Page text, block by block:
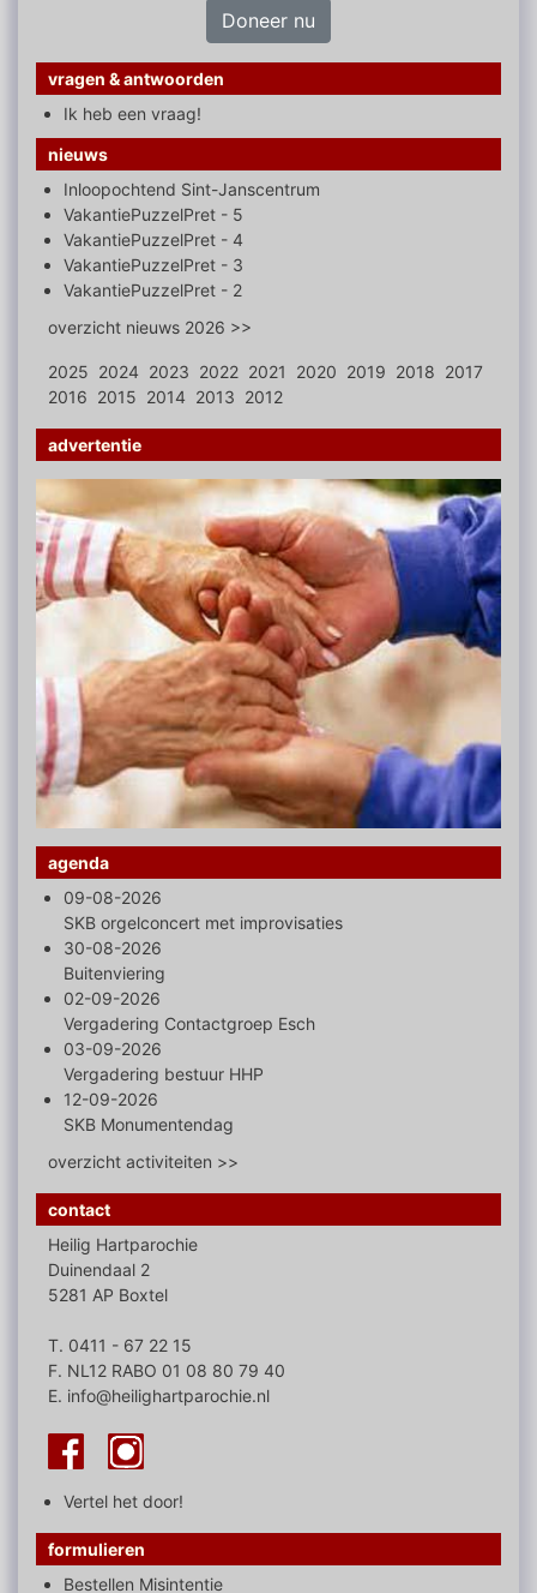
Doneer nu
vragen & antwoorden
Ik heb een vraag!
nieuws
Inloopochtend Sint-Janscentrum
VakantiePuzzelPret - 5
VakantiePuzzelPret - 4
VakantiePuzzelPret - 3
VakantiePuzzelPret - 2
overzicht nieuws 2026 >>
2025 2024 2023 2022 2021 2020 2019 2018 2017
2016 2015 2014 2013 2012
advertentie
agenda
09-08-2026
SKB orgelconcert met improvisaties
30-08-2026
Buitenviering
02-09-2026
Vergadering Contactgroep Esch
03-09-2026
Vergadering bestuur HHP
12-09-2026
SKB Monumentendag
overzicht activiteiten >>
contact
Heilig Hartparochie
Duinendaal 2
5281 AP Boxtel
T. 0411 - 67 22 15
F. NL12 RABO 01 08 80 79 40
E. info@heilighartparochie.nl
Vertel het door!
formulieren
Bestellen Misintentie